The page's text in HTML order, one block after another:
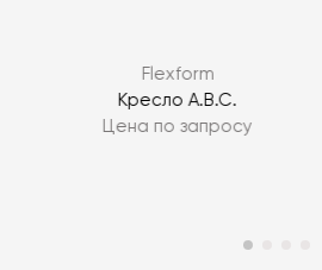
Flexform
Кресло A.B.C.
Цена по запросу